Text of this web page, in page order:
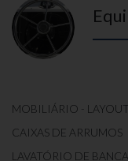
MOBILIÁRIO -
CAIXAS DE ARRUMOS
LAVATÓRIO DE